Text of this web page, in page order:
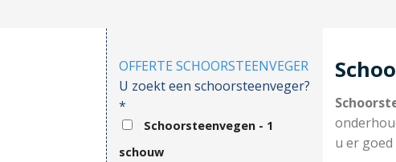
OFFERTE SCHOORSTEENVEGER
U zoekt een schoorsteenveger?
*
Schoorsteenvegen - 1
schouw
u er